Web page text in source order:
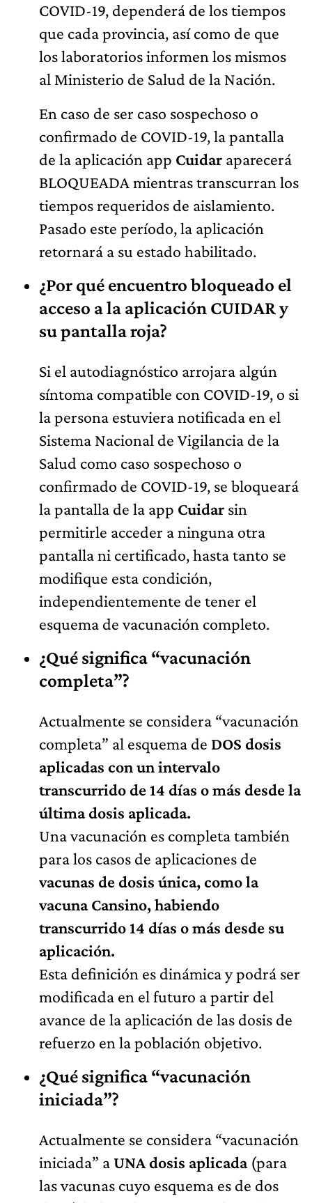
COVID-19, dependerá de los tiempos
que cada provincia, así como de que
los laboratorios informen los mismos
al Ministerio de Salud de la Nación.
En caso de ser caso sospechoso o
confirmado de COVID-19, la pantalla
de la aplicación app Cuidar aparecerá
BLOQUEADA mientras transcurran los
tiempos requeridos de aislamiento.
Pasado este período, la aplicación
retornará a su estado habilitado.
¿Por qué encuentro bloqueado el
acceso a la aplicación CUIDAR y
su pantalla roja?
Si el autodiagnóstico arrojara algún
síntoma compatible con COVID-19, o si
la persona estuviera notificada en el
Sistema Nacional de Vigilancia de la
Salud como caso sospechoso o
confirmado de COVID-19, se bloqueará
la pantalla de la app Cuidar sin
permitirle acceder a ninguna otra
pantalla ni certificado, hasta tanto se
modifique esta condición,
independientemente de tener el
esquema de vacunación completo.
¿Qué significa “vacunación
completa”?
Actualmente se considera “vacunación
completa” al esquema de DOS dosis
aplicadas con un intervalo
transcurrido de 14 días o más desde la
última dosis aplicada.
Una vacunación es completa también
para los casos de aplicaciones de
vacunas de dosis única, como la
vacuna Cansino, habiendo
transcurrido 14 días o más desde su
aplicación.
Esta definición es dinámica y podrá ser
modificada en el futuro a partir del
avance de la aplicación de las dosis de
refuerzo en la población objetivo.
¿Qué significa “vacunación
iniciada”?
Actualmente se considera “vacunación
iniciada” aUNA dosis aplicada(para
las vacunas cuyo esquema es de dos